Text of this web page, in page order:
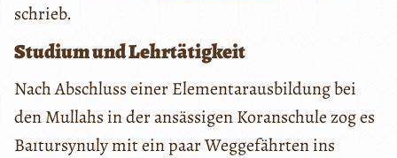
schrieb.
Studium und Lehrtätigkeit
Nach Abschluss einer Elementarausbildung bei
den Mullahs in der ansässigen Koranschule zog es
Baıtursynuly mit ein paar Weggefährten ins